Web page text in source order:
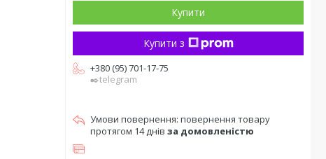
Купити
Купити з
+380 (95) 701-17-75
✒️telegram
повернення товару
протягом 14 днів за домовленістю